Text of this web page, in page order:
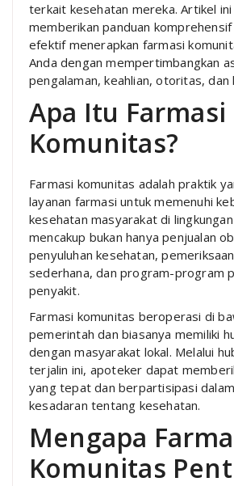
terkait kesehatan mereka. Artikel ini
memberikan panduan
efektif menerapkan farmasi
Anda dengan mempertimbangkan
pengalaman, keahlian, otoritas, dan
Apa Itu Farmasi
Komunitas?
Farmasi komunitas adalah praktik
layanan farmasi untuk memenuhi
kesehatan masyarakat di
mencakup bukan hanya penjualan
penyuluhan kesehatan,
sederhana, dan program-program
penyakit.
Farmasi komunitas beroperasi di
pemerintah dan biasanya memiliki
dengan masyarakat lokal. Melalui
terjalin ini, apoteker dapat
yang tepat dan berpartisipasi
kesadaran tentang kesehatan.
Mengapa
Komunitas